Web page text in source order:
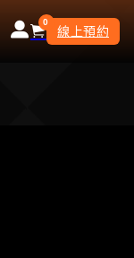
0
線上預約